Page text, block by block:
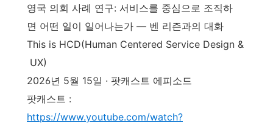
영국 의회 사례 연구: 서비스를 중심으로 조직하
면 어떤 일이 일어나는가 — 벤 리즌과의 대화
This is HCD(Human Centered Service Design &
UX)
2026년 5월 15일 · 팟캐스트 에피소드
팟캐스트 :
https://www.youtube.com/watch?